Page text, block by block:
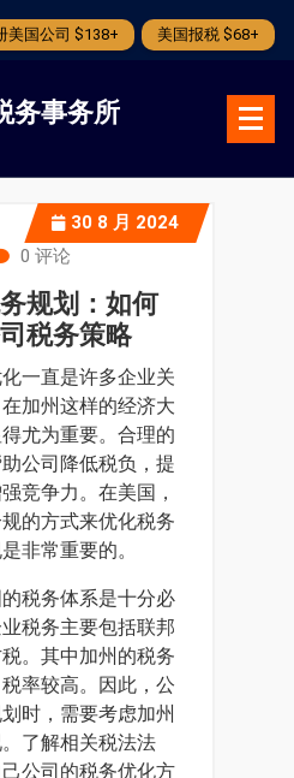
美国公司 $138+ 美国报税 $68+
务事务所
30 8 月 2024
0 评论
规划：如何
税务策略
一直是许多企业关
加州这样的经济大
尤为重要。合理的
公司降低税负，提
竞争力。在美国，
的方式来优化税务
非常重要的。
税务体系是十分必
税务主要包括联邦
。其中加州的税务
率较高。因此，公
时，需要考虑加州
了解相关税法法
公司的税务优化方